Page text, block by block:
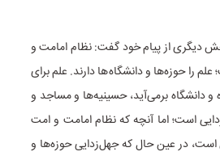
دیگری از پیام خود گفت: نظام امامت و
را حوزه‌ها و دانشگاه‌ها دارند. علم برای
دانشگاه برمی‌آید، حسینیه‌ها و مساجد و
است؛ اما آنچه که نظام امامت و امت
در عین حال که جهل‌زدایی حوزه‌ها و